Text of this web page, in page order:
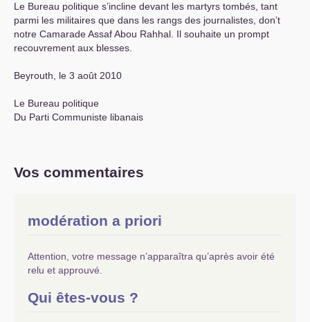
Le Bureau politique s’incline devant les martyrs tombés, tant
parmi les militaires que dans les rangs des journalistes, don’t
notre Camarade Assaf Abou Rahhal. Il souhaite un prompt
recouvrement aux blesses.
Beyrouth, le 3 août 2010
Le Bureau politique
Du Parti Communiste libanais
Vos commentaires
modération a priori
Attention, votre message n’apparaîtra qu’après avoir été
relu et approuvé.
Qui êtes-vous ?